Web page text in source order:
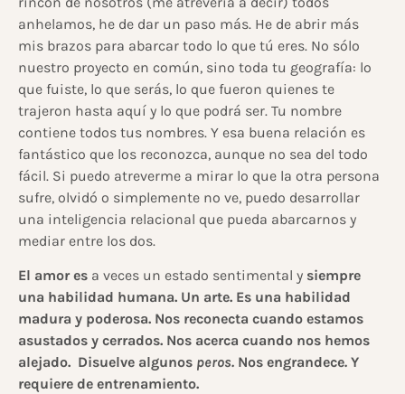
anhelamos, he de dar un paso más. He de abrir más
mis brazos para abarcar todo lo que tú eres. No sólo
nuestro proyecto en común, sino toda tu geografía: lo
que fuiste, lo que serás, lo que fueron quienes te
trajeron hasta aquí y lo que podrá ser. Tu nombre
contiene todos tus nombres. Y esa buena relación es
fantástico que los reconozca, aunque no sea del todo
fácil. Si puedo atreverme a mirar lo que la otra persona
sufre, olvidó o simplemente no ve, puedo desarrollar
una inteligencia relacional que pueda abarcarnos y
mediar entre los dos.
El amor es a veces un estado sentimental y siempre
una habilidad humana. Un arte. Es una habilidad
madura y poderosa. Nos reconecta cuando estamos
asustados y cerrados. Nos acerca cuando nos hemos
alejado. Disuelve algunos peros. Nos engrandece. Y
requiere de entrenamiento.